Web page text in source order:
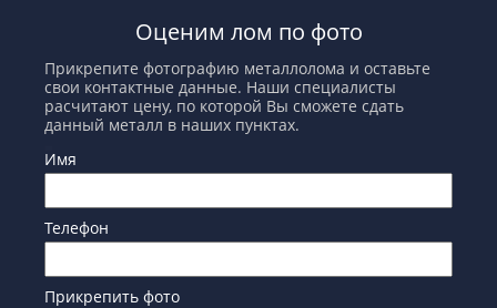
Оценим лом по фото
Прикрепите фотографию металлолома и оставьте
свои контактные данные. Наши специалисты
расчитают цену, по которой Вы сможете сдать
данный металл в наших пунктах.
Имя
Телефон
Прикрепить фото